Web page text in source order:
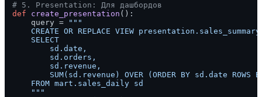
# 5. Presentation: Для дашбордов
def
create_presentation ():
    query =
"""
CREATE OR REPLACE VIEW presentation.sales_summary
    SELECT
        sd.date,
        sd.orders,
        sd.revenue,
SUM(sd.revenue) OVER (ORDER BY sd.date ROWS
    FROM mart.sales_daily sd
    """